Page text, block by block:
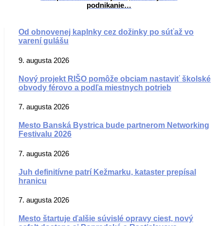
podnikanie…
Od obnovenej kaplnky cez dožinky po súťaž vo
varení gulášu
9. augusta 2026
Nový projekt RIŠO pomôže obciam nastaviť školské
obvody férovo a podľa miestnych potrieb
7. augusta 2026
Mesto Banská Bystrica bude partnerom Networking
Festivalu 2026
7. augusta 2026
Juh definitívne patrí Kežmarku, kataster prepísal
hranicu
7. augusta 2026
Mesto štartuje ďalšie súvislé opravy ciest, nový